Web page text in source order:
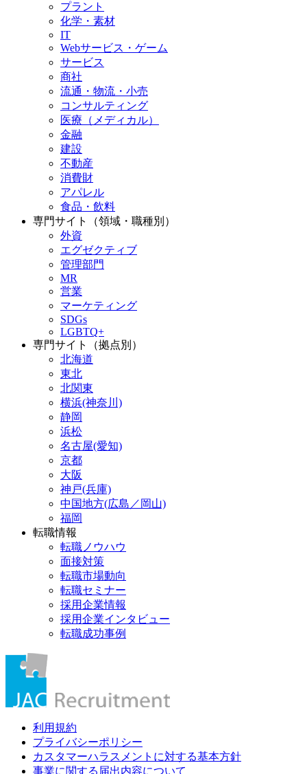
プラント
化学・素材
IT
Webサービス・ゲーム
サービス
商社
流通・物流・小売
コンサルティング
医療（メディカル）
金融
建設
不動産
消費財
アパレル
食品・飲料
専門サイト（領域・職種別）
外資
エグゼクティブ
管理部門
MR
営業
マーケティング
SDGs
LGBTQ+
専門サイト（拠点別）
北海道
東北
北関東
横浜(神奈川)
静岡
浜松
名古屋(愛知)
京都
大阪
神戸(兵庫)
中国地方(広島／岡山)
福岡
転職情報
転職ノウハウ
面接対策
転職市場動向
転職セミナー
採用企業情報
採用企業インタビュー
転職成功事例
利用規約
プライバシーポリシー
カスタマーハラスメントに対する基本方針
事業に関する届出内容について